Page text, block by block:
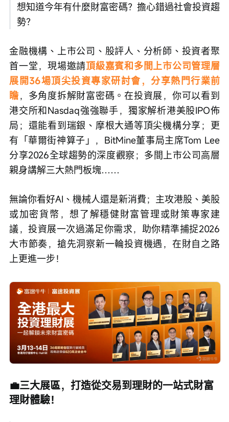
想知道今年有什麼財富密碼？擔心錯過社會投資趨
勢？
金融機構、上市公司、股評人、分析師、投資者聚
首一堂，現場邀請頂級嘉賓和多間上市公司管理層
展開36場頂尖投資專家研討會，分享熱門行業前
瞻，多角度拆解財富密碼。在投資展，你可以看到
港交所和Nasdaq強強聯手，獨家解析港美股IPO佈
局；還能看到瑞銀、摩根大通等頂尖機構分享；更
有「華爾街神算子」，BitMine董事局主席Tom Lee
分享2026全球趨勢的深度觀察；多間上市公司高層
親身講解三大熱門板塊……
無論你看好AI、機械人還是新消費；主攻港股、美股
或加密貨幣，想了解穩健財富管理或財策專家建
議，投資展一次過滿足你需求，助你精準捕捉2026
大市節奏，搶先洞察新一輪投資機遇，在財自之路
上更進一步！
💼三大展區，打造從交易到理財的一站式財富
理財體驗！